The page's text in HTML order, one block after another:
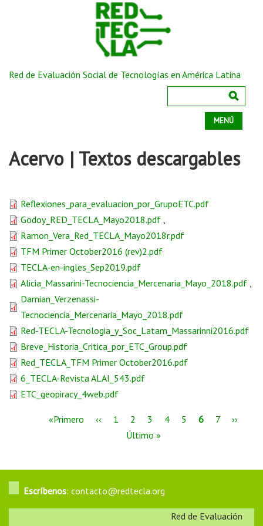
Red de Evaluación Social de Tecnologías en América Latina
MENÚ
Acervo | Textos descargables
Reflexiones_para_evaluacion_por_GrupoETC.pdf
Godoy_RED_TECLA_Mayo2018.pdf ,
Ramon_Vera_Red_TECLA_Mayo2018r.pdf
TFM Primer October2016 (rev)2.pdf
TECLA-en-ingles_Sep2019.pdf
Alicia_Massarini-Tecnociencia_Mercenaria_Mayo_2018.pdf ,
Damian_Verzenassi-
Tecnociencia_Mercenaria_Mayo_2018.pdf
Red-TECLA-Tecnologia_y_Soc_Latam_Massarinni2016.pdf
Breve_Historia_Critica_por_ETC_Group.pdf
Red_TECLA_TFM Primer October2016.pdf
6_TECLA-Revista ALAI_543.pdf
ETC_geopiracy_4web.pdf
«Primero ‹‹ 1 2 3 4 5 6 7
››
Último »
Escríbenos: contacto@redtecla.org
Red de Evaluación